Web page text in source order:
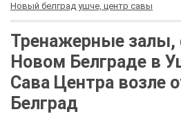
Новый белград ушче, центр савы
Тренажерные залы,
Новом Белграде в
Сава Центра возле
Белград